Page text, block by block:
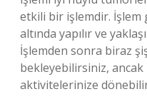
etkili bir işlemdir. İşlem
altında yapılır ve
İşlemden sonra biraz
bekleyebilirsiniz,
aktivitelerinize